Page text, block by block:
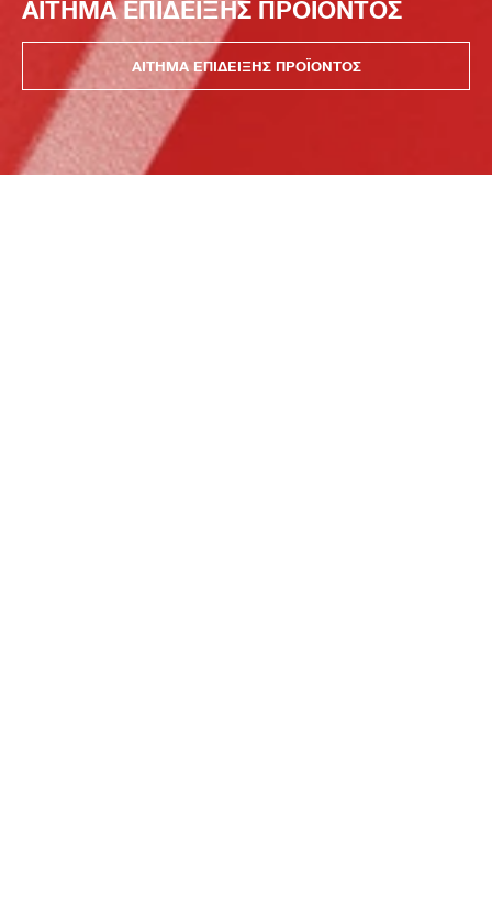
ΑΙΤΗΜΑ ΕΠΙΔΕΙΞΗΣ ΠΡΟΪΟΝΤΟΣ
ΑΙΤΗΜΑ ΕΠΙΔΕΙΞΗΣ ΠΡΟΪΟΝΤΟΣ